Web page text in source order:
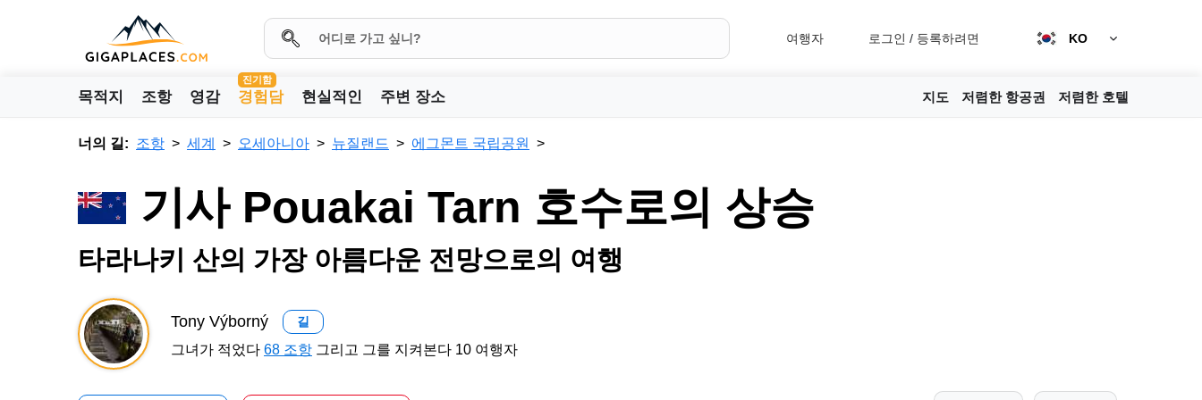
여행자 로그인 / 등록하려면 KO
목적지 조항 영감
진기함
경험담 현실적인 주변 장소 지도 저렴한 항공권 저렴한 호텔
너의 길: 조항 세계 오세아니아 뉴질랜드 에그몬트 국립공원
기사 Pouakai Tarn 호수로의 상승
타라나키 산의 가장 아름다운 전망으로의 여행
Tony Výborný 길
그녀가 적었다 68 조항 그리고 그를 지켜본다 10 여행자